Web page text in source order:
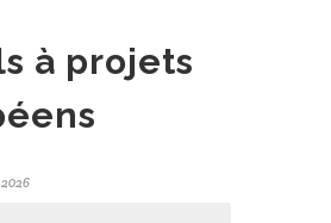
à projets